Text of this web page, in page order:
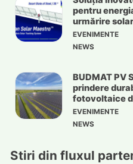
pentru
urmărire
EVENIMENTE
NEWS
BUDMAT PV
prindere
fotovoltaice
EVENIMENTE
NEWS
Stiri din fluxul